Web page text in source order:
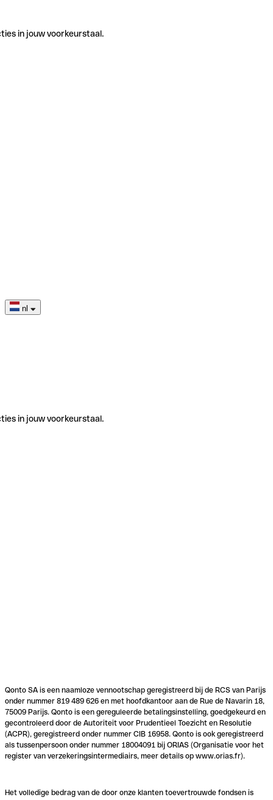
in jouw voorkeurstaal.
nl
in jouw voorkeurstaal.
Qonto SA is een naamloze vennootschap geregistreerd bij de RCS van Parijs
onder nummer 819 489 626 en met hoofdkantoor aan de Rue de Navarin 18,
75009 Parijs. Qonto is een gereguleerde betalingsinstelling, goedgekeurd en
gecontroleerd door de Autoriteit voor Prudentieel Toezicht en Resolutie
(ACPR), geregistreerd onder nummer CIB 16958. Qonto is ook geregistreerd
als tussenpersoon onder nummer 18004091 bij ORIAS (Organisatie voor het
register van verzekeringsintermediairs, meer details op www.orias.fr).
Het volledige bedrag van de door onze klanten toevertrouwde fondsen is